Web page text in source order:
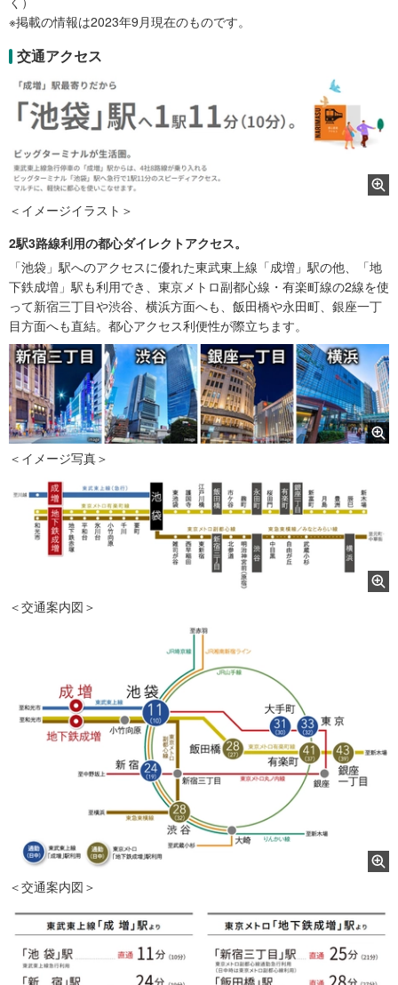
※掲載の情報は2023年9月現在のものです。
交通アクセス
＜イメージイラスト＞
2駅3路線利用の都心ダイレクトアクセス。
「池袋」駅へのアクセスに優れた東武東上線「成増」駅の他、「地
下鉄成増」駅も利用でき、東京メトロ副都心線・有楽町線の2線を使
って新宿三丁目や渋谷、横浜方面へも、飯田橋や永田町、銀座一丁
目方面へも直結。都心アクセス利便性が際立ちます。
＜イメージ写真＞
＜交通案内図＞
＜交通案内図＞